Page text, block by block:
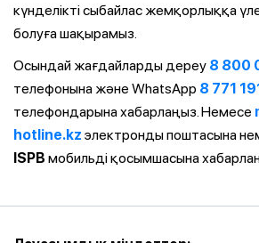
күнделікті сыбайлас жемқорлыққа
болуға шақырамыз.
Осындай жағдайларды дереу 8 800
телефонына және WhatsApp 8 771
телефондарына хабарлаңыз. Немесе
hotline.kz электронды поштасына
ISPB мобильді қосымшасына